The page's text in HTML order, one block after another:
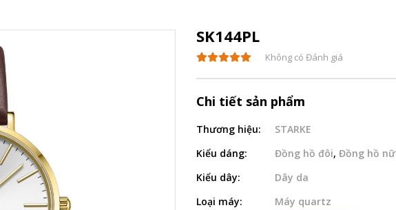
SK144PL
Không có Đánh giá
Chi tiết sản phẩm
Thương hiệu:
STARKE
Kiểu dáng:
Đồng hồ đôi, Đồng hồ nữ
Kiểu dây:
Dây da
Loại máy:
Máy quartz